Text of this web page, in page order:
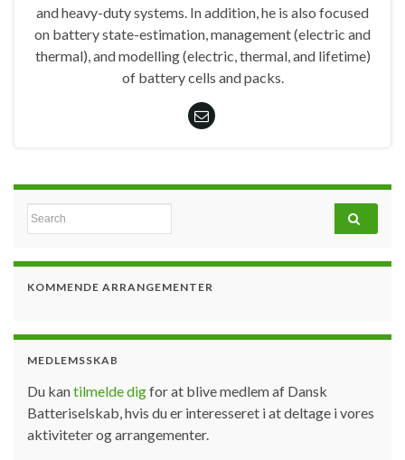
and heavy-duty systems. In addition, he is also focused
on battery state-estimation, management (electric and
thermal), and modelling (electric, thermal, and lifetime)
of battery cells and packs.
Search for:
KOMMENDE ARRANGEMENTER
MEDLEMSSKAB
Du kantilmelde digfor at blive medlem af Dansk
Batteriselskab, hvis du er interesseret i at deltage i vores
aktiviteter og arrangementer.